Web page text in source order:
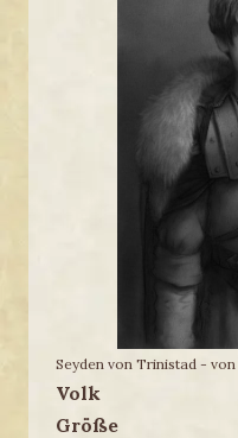
Seyden von Trinistad - von
Volk
Größe